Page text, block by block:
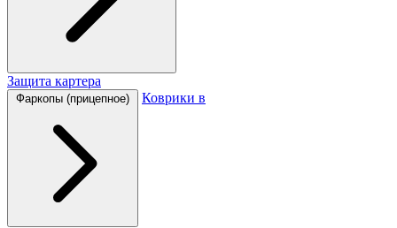
Защита картера
Фаркопы (прицепное) Коврики в